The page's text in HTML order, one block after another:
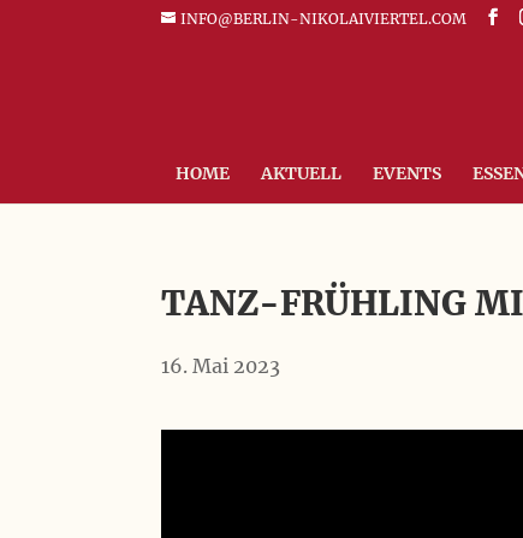
INFO@BERLIN-NIKOLAIVIERTEL.COM
HOME AKTUELL EVENTS
TANZ-FRÜHLING
16. Mai 2023